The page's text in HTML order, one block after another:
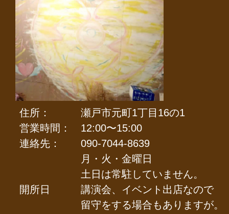
住所：
瀬戸市元町1丁目16の1
営業時間：
12:00〜15:00
連絡先：
090-7044-8639
開所日
月・火・金曜日
土日は常駐していません。
講演会、イベント出店なので
留守をする場合もありますが。